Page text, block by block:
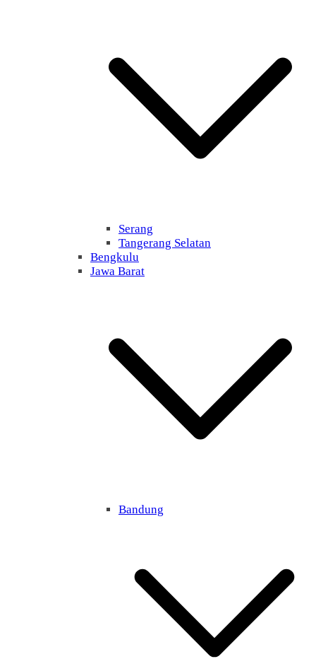
Serang
Tangerang Selatan
Bengkulu
Jawa Barat
Bandung